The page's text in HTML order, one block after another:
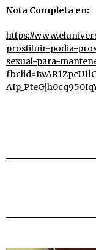
Nota Completa en:
https://
prostituir-podia-
sexual-para-